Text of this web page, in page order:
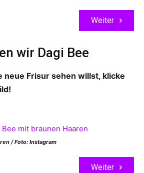
Weiter
wir Dagi Bee
neue Frisur sehen willst, klicke
/ Foto: Instagram
Weiter